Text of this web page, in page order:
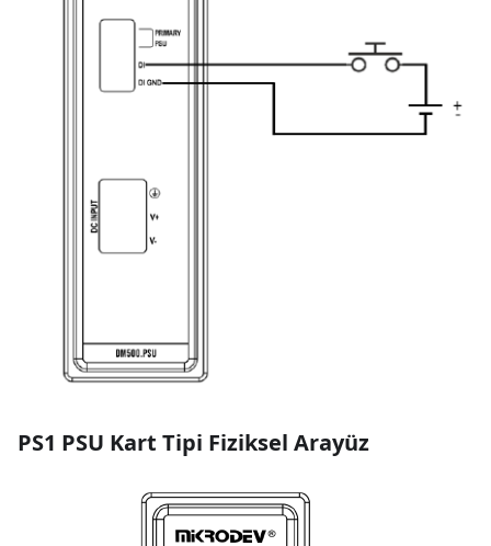
PS1 PSU Kart Tipi Fiziksel Arayüz